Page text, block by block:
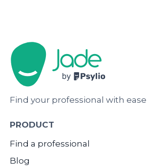
Find your professional with
PRODUCT
Find a professional
Blog